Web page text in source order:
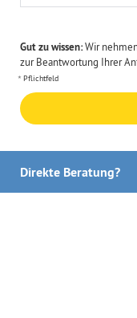
Gut zu wissen:Wir
zur Beantwortung Ihrer
Pflichtfeld
Direkte Beratung?